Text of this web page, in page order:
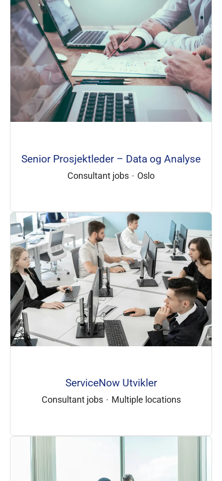
Senior Prosjektleder – Data og Analyse
Consultant jobs · Oslo
ServiceNow Utvikler
Consultant jobs · Multiple locations